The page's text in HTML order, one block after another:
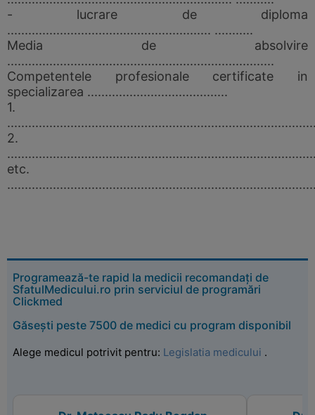
- lucrare de diploma
.......................................................... ...........
Media de absolvire
............................................................................
Competentele profesionale certificate in
specializarea ........................................
1.
2.
etc.
Programează-te rapid la medicii recomandați de
SfatulMedicului.ro prin serviciul de programări
Clickmed
Găsești peste 7500 de medici cu program disponibil
Alege medicul potrivit pentru: Legislatia medicului .